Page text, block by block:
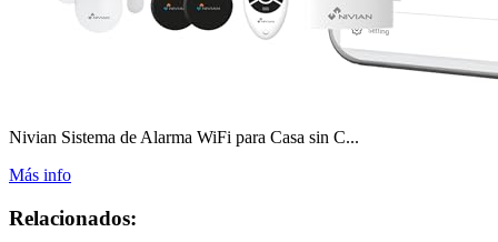
Nivian Sistema de Alarma WiFi para Casa sin C...
Más info
Relacionados: